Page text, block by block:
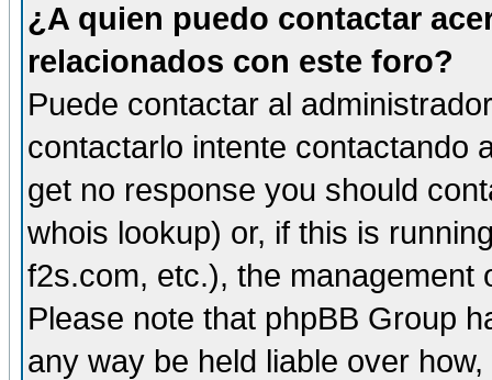
¿A quien puedo contactar
relacionados con este foro?
Puede contactar al
contactarlo intente contactando
get no response you should
whois lookup) or, if this is
f2s.com, etc.), the management
Please note that phpBB Group
any way be held liable over